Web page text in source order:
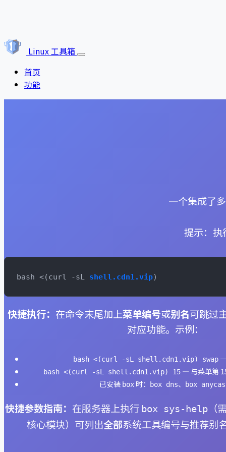
Linux 工具箱
首页
功能
一个集成了
提示：
bash <(curl -sL shell.cdn1.vip)
快捷执行： 在命令末尾加上菜单编号或别名可跳过
对应功能。示例：
bash <(curl -sL shell.cdn1.vip) swap—
bash <(curl -sL shell.cdn1.vip) 15 — 与菜单第
已安装 box时： box dns、 box
快捷参数指南： 在服务器上执行 box sys-help
核心模块）可列出全部系统工具编号与推荐别